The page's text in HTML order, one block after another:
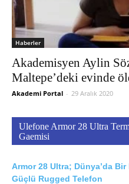
Haberler
Akademisyen Aylin
Maltepe’deki evinde
Akademi Portal - 29 Aralık 2020
Ulefone Armor 28 Ultra
Gaemisi
Armor 28 Ultra; Dünya’da
Güçlü Rugged Telefon